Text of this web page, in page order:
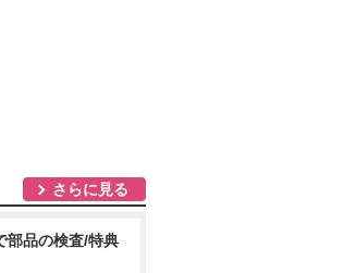
さらに見る
部品の検査/特典